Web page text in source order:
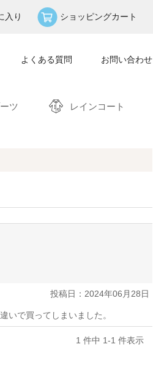
入り ショッピングカート
よくある質問 お問い合わせ
ツ レインコート
投稿日：2024年06月28日
いで買ってしまいました。
1 件中 1-1 件表示